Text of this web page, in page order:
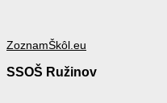
ZoznamŠkôl.eu
SSOŠ Ružinov